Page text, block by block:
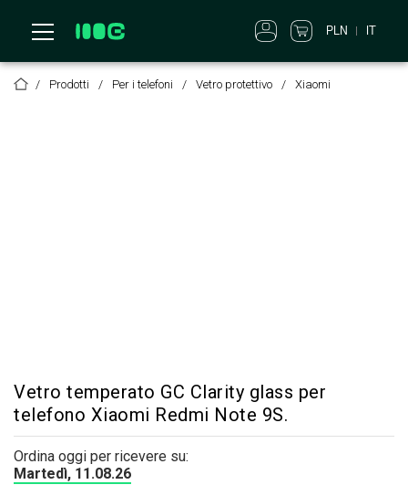
PLN IT
Prodotti Per i telefoni Vetro protettivo Xiaomi
Vetro temperato GC Clarity glass per
telefono Xiaomi Redmi Note 9S.
Ordina oggi per ricevere su:
Martedì, 11.08.26